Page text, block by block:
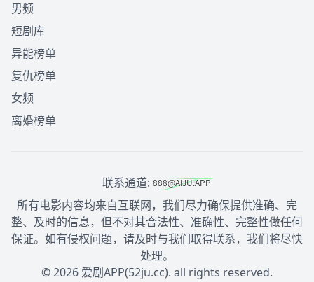
男频
短剧库
异能榜单
复仇榜单
女频
离婚榜单
联系通道:
所有电影内容均来自互联网，我们尽力确保提供准确、完
整、及时的信息，但不对其合法性、准确性、完整性做任何
保证。如有侵权问题，请及时与我们取得联系，我们将尽快
处理。
© 2026 爱剧APP(52ju.cc). all rights reserved.